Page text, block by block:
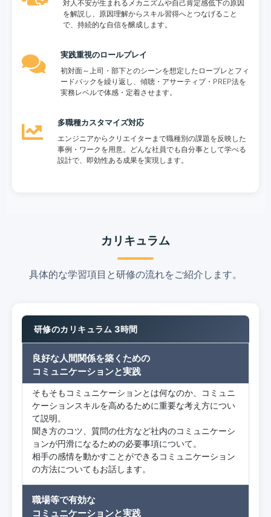
対人不安が生まれるメカニズムや自己肯定感低下の原因
を解説し、原因理解からスキル習得へとつなげること
で、持続的な自信を醸成します。
実践重視のロールプレイ
初対面～上司・部下とのシーンを想定したロープレとフィ
ードバックを繰り返し、傾聴・アサーティブ・PREP法を
実務レベルで体感・定着させます。
多職種カスタマイズ対応
エンジニアからクリエイターまで職種別の課題を反映した
事例・ワークを用意。どんな社員でも自分事として学べる
設計で、即効性ある成果を実現します。
カリキュラム
具体的な学習項目と研修の流れをご紹介します。
研修のカリキュラム 3時間
良好な人間関係を築くための
コミュニケーションと実践
そもそもコミュニケーションとは何なのか、コミュニ
ケーションスキルを高めるために重要な考え方につい
て説明。
聞き方のコツ、質問の仕方など社内のコミュニケーシ
ョンが円滑になるための必要事項について。
相手の感情を動かすことができるコミュニケーション
の方法についてもお話します。
職場等で有効な
コミュニケーションと実践